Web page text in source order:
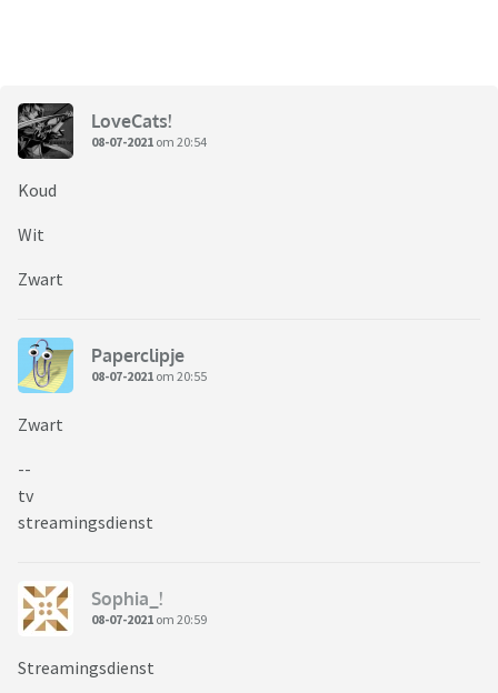
LoveCats!
08-07-2021 om 20:54
Koud
Wit
Zwart
Paperclipje
08-07-2021 om 20:55
Zwart
--
tv
streamingsdienst
Sophia_!
08-07-2021 om 20:59
Streamingsdienst